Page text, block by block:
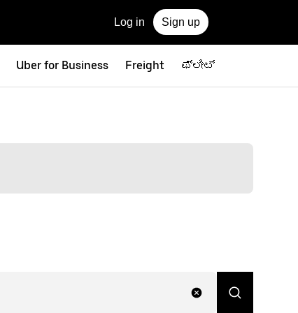
Log in Sign up
Uber for Business Freight ಫ್ಲೀಟ್